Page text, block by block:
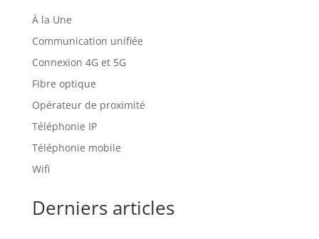
À la Une
Communication unifiée
Connexion 4G et 5G
Fibre optique
Opérateur de proximité
Téléphonie IP
Téléphonie mobile
Wifi
Derniers articles